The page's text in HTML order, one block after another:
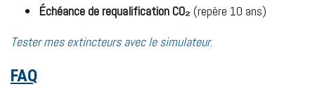
Échéance de requalification CO₂ (repère 10 ans)
Tester mes extincteurs avec le simulateur.
FAQ